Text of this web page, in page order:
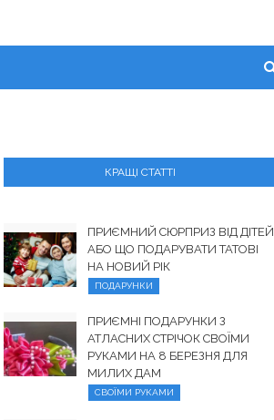
КРАЩІ СТАТТІ
ПРИЄМНИЙ СЮРПРИЗ ВІД ДІТЕЙ
АБО ЩО ПОДАРУВАТИ ТАТОВІ
НА НОВИЙ РІК
ПОДАРУНКИ
ПРИЄМНІ ПОДАРУНКИ З
АТЛАСНИХ СТРІЧОК СВОЇМИ
РУКАМИ НА 8 БЕРЕЗНЯ ДЛЯ
МИЛИХ ДАМ
СВОЇМИ РУКАМИ